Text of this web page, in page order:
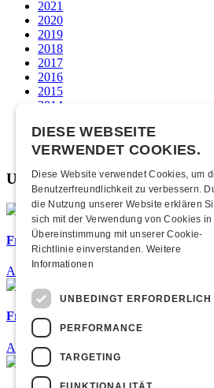
2021
2020
2019
2018
2017
2016
2015
2014
2012
2011
Unsere beliebtesten
Frisch bestätigt: 25 Jahre Elevenball
Am Samstag, 26. September 2026 findet
Frisch bestätigt: Nicky B Fly
Am Donnerstag, 05. November 2026
DIESE WEBSEITE
VERWENDET COOKIES.
Diese Website verwendet Cookies, um
Benutzerfreundlichkeit zu verbessern.
die Nutzung unserer Website erklären
sich mit der Verwendung von Cookies in
Übereinstimmung mit unserer Cookie-
Richtlinie einverstanden. Weitere
Informationen
UNBEDINGT ERFORDERLICH
PERFORMANCE
TARGETING